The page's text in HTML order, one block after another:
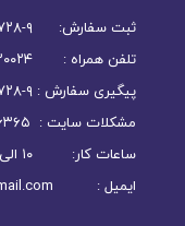
ثبت سفارش: ۹-۳۶۴۵۳۷۲۸-۰۲۱
تلفن همراه : ۳۰۲۰۰۲۴-۰۹۳۰
پیگیری سفارش : ۹-۳۶۴۵۳۷۲۸-۰۲۱ (۱۰ تا ۱۹)
مشکلات سایت : ۰۲۱۸۸۲۷۶۳۶۵
ساعات کار: ۱۰ الی ۱۹ بجز تعطیلات
ایمیل : rasaplastic@hotmail.com